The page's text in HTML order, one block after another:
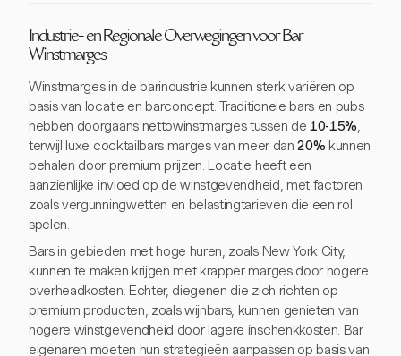
Industrie- en Regionale Overwegingen voor Bar
Winstmarges
Winstmarges in de barindustrie kunnen sterk variëren op
basis van locatie en barconcept. Traditionele bars en pubs
hebben doorgaans nettowinstmarges tussen de 10-15%,
terwijl luxe cocktailbars marges van meer dan20% kunnen
behalen door premium prijzen. Locatie heeft een
aanzienlijke invloed op de winstgevendheid, met factoren
zoals vergunningwetten en belastingtarieven die een rol
spelen.
Bars in gebieden met hoge huren, zoals New York City,
kunnen te maken krijgen met krapper marges door hogere
overheadkosten. Echter, diegenen die zich richten op
premium producten, zoals wijnbars, kunnen genieten van
hogere winstgevendheid door lagere inschenkkosten. Bar
eigenaren moeten hun strategieën aanpassen op basis van